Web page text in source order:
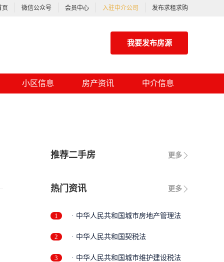
页 微信公众号 会员中心 入驻中介公司 发布求租求购
我要发布房源
小区信息 房产资讯 中介信息
更多
推荐二手房
更多
热门资讯
1 · 中华人民共和国城市房地产管理法
2 · 中华人民共和国契税法
3 · 中华人民共和国城市维护建设税法